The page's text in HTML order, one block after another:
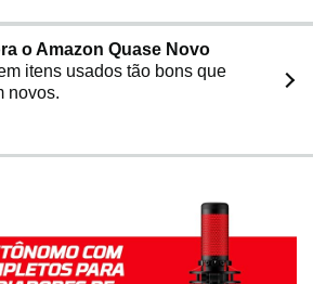
o Amazon Quase Novo
itens usados tão bons que
novos.